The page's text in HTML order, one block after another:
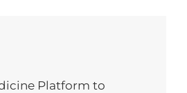
Platform to